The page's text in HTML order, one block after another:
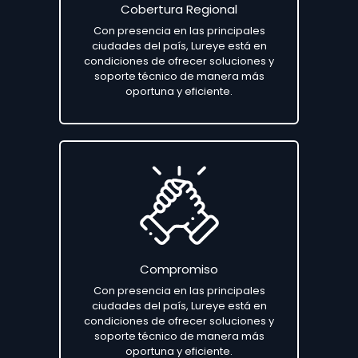
Cobertura Regional
Con presencia en las principales
ciudades del país, Lureye está en
condiciones de ofrecer soluciones y
soporte técnico de manera más
oportuna y eficiente.
Compromiso
Con presencia en las principales
ciudades del país, Lureye está en
condiciones de ofrecer soluciones y
soporte técnico de manera más
oportuna y eficiente.